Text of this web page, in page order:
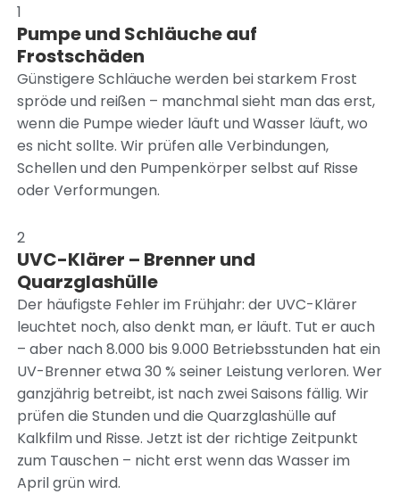
1
Pumpe und Schläuche auf
Frostschäden
Günstigere Schläuche werden bei starkem Frost
spröde und reißen – manchmal sieht man das erst,
wenn die Pumpe wieder läuft und Wasser läuft, wo
es nicht sollte. Wir prüfen alle Verbindungen,
Schellen und den Pumpenkörper selbst auf Risse
oder Verformungen.
2
UVC-Klärer – Brenner und
Quarzglashülle
Der häufigste Fehler im Frühjahr: der UVC-Klärer
leuchtet noch, also denkt man, er läuft. Tut er auch
– aber nach 8.000 bis 9.000 Betriebsstunden hat ein
UV-Brenner etwa 30 % seiner Leistung verloren. Wer
ganzjährig betreibt, ist nach zwei Saisons fällig. Wir
prüfen die Stunden und die Quarzglashülle auf
Kalkfilm und Risse. Jetzt ist der richtige Zeitpunkt
zum Tauschen – nicht erst wenn das Wasser im
April grün wird.